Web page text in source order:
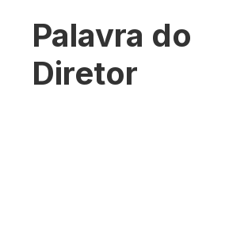
Palavra do
Diretor